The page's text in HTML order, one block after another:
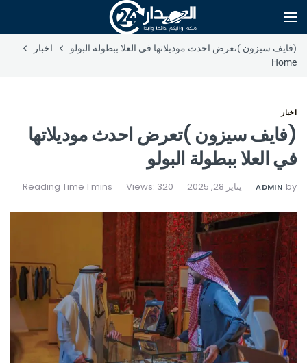
(فايف سيزون )تعرض احدث موديلاتها في العلا ببطولة البولو
اخبار
Home
اخبار
(فايف سيزون )تعرض احدث موديلاتها
في العلا ببطولة البولو
by
ADMIN يناير 28, 2025 Views: 320